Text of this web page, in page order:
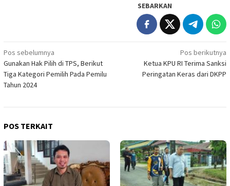
SEBARKAN
Navigasi
pos
Pos sebelumnya
Gunakan Hak Pilih di TPS, Berikut
Tiga Kategori Pemilih Pada Pemilu
Tahun 2024
Pos berikutnya
Ketua KPU RI Terima Sanksi
Peringatan Keras dari DKPP
POS TERKAIT